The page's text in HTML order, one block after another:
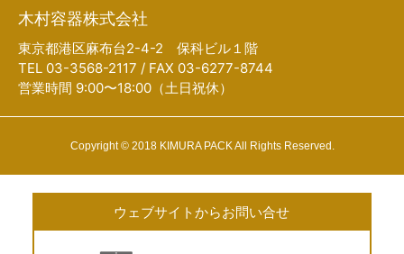
木村容器株式会社
東京都港区麻布台2-4-2 保科ビル１階
TEL 03-3568-2117 / FAX 03-6277-8744
営業時間 9:00〜18:00（土日祝休）
Copyright © 2018 KIMURA PACK All Rights Reserved.
ウェブサイトからお問い合せ